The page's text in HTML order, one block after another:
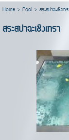
Home> Pool> สระสปาฉะเชิงเท
สระสปาฉะเชิงเทรา